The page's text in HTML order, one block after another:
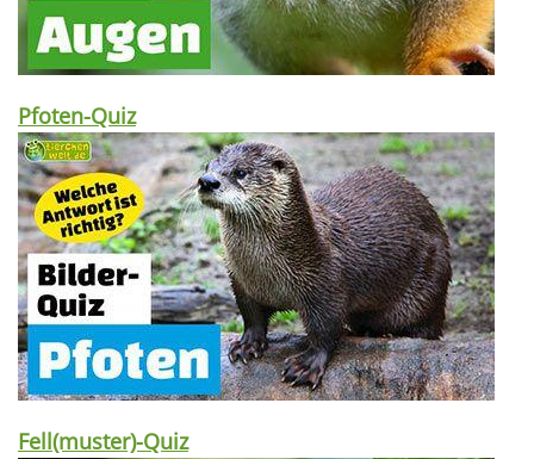
Pfoten-Quiz
Fell(muster)-Quiz